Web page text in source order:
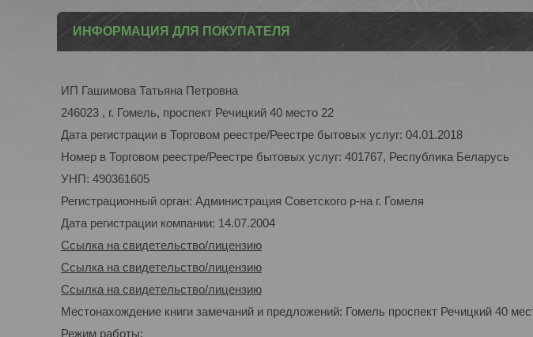
ИНФОРМАЦИЯ ДЛЯ ПОКУПАТЕЛЯ
ИП Гашимова Татьяна Петровна
246023 , г. Гомель, проспект Речицкий 40 место 22
Дата регистрации в Торговом реестре/Реестре бытовых услуг: 04.01.2018
Номер в Торговом реестре/Реестре бытовых услуг: 401767, Республика Беларусь
УНП: 490361605
Регистрационный орган: Администрация Советского р-на г. Гомеля
Дата регистрации компании: 14.07.2004
Ссылка на свидетельство/лицензию
Ссылка на свидетельство/лицензию
Ссылка на свидетельство/лицензию
Местонахождение книги замечаний и предложений: Гомель проспект Речицкий 40
Режим работы: